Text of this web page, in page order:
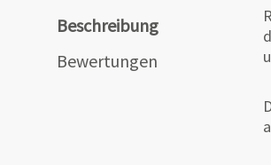
Beschreibung
Bewertungen